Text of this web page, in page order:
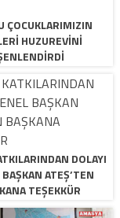
ÇOCUKLARIMIZIN
HUZUREVİNİ
DOLAYI
ATEŞ’TEN
TEŞEKKÜR